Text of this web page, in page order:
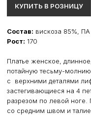
КУПИТЬ В РОЗНИЦУ
Состав: вискоза 85%, ПА
Рост: 170
Платье женское,
потайную тесьму-
с верхними деталями
застегивающиеся на 4
разрезом по левой
со средним швом и